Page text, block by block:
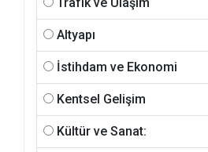
Altyapı
İstihdam ve Ekonomi
Kentsel Gelişim
Kültür ve Sanat: